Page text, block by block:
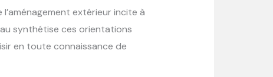
extérieur incite à
synthétise ces orientations
en toute connaissance de